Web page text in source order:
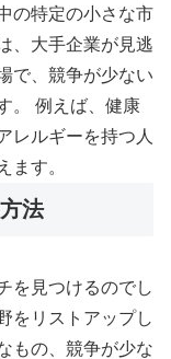
の特定の小さな市
、大手企業が見逃
で、競争が少ない
。 例えば、健康
レルギーを持つ人
ます。
法
を見つけるのでし
をリストアップし
もの、競争が少な